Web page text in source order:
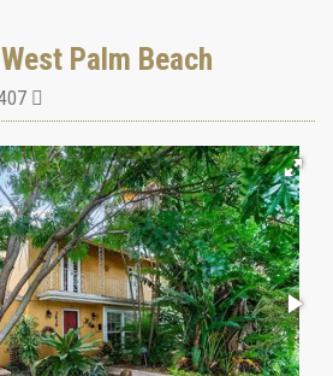
Palm Beach